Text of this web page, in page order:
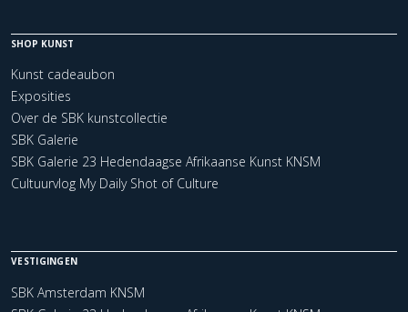
SHOP KUNST
Kunst cadeaubon
Exposities
Over de SBK kunstcollectie
SBK Galerie
SBK Galerie 23 Hedendaagse Afrikaanse Kunst KNSM
Cultuurvlog My Daily Shot of Culture
VESTIGINGEN
SBK Amsterdam KNSM